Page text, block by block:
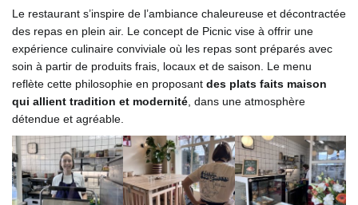
Le restaurant s’inspire de l’ambiance chaleureuse et décontractée
des repas en plein air. Le concept de Picnic vise à offrir une
expérience culinaire conviviale où les repas sont préparés avec
soin à partir de produits frais, locaux et de saison. Le menu
reflète cette philosophie en proposant des plats faits maison
qui allient tradition et modernité, dans une atmosphère
détendue et agréable.